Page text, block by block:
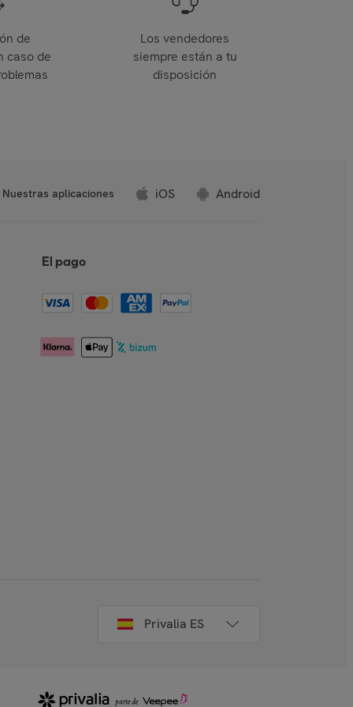
de
caso de
Los vendedores
siempre están a tu
disposición
Nuestras aplicaciones iOS Android
El pago
Privalia ES